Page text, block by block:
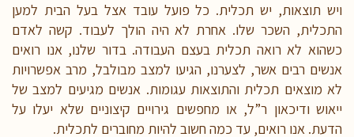
ויש תוצאות, יש תכלית. כל פועל עובד אצל בעל הבית למען
התכלית, השכר שלו. אחרת לא היה הולך לעבוד. קשה לאדם
כשהוא לא רואה תכלית בעצם העבודה. בדור שלנו, אנו רואים
אנשים רבים אשר, לצערנו, הגיעו למצב מבולבל, מרב אפשרויות
לא מוצאים תכלית והתוצאות עגומות. אנשים מגיעים למצב של
ייאוש ודיכאון ר”ל, או מחפשים גירויים קיצוניים שלא יעלו על
הדעת. אנו רואים, עד כמה חשוב להיות מחוברים לתכלית.